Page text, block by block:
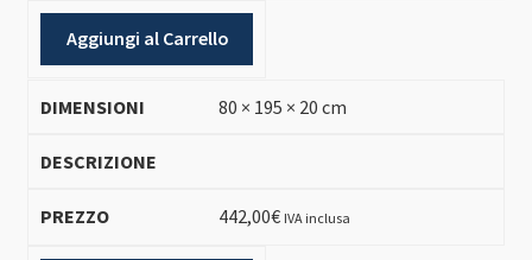
Aggiungi al Carrello
80 × 195 × 20 cm
442,00€ IVA inclusa